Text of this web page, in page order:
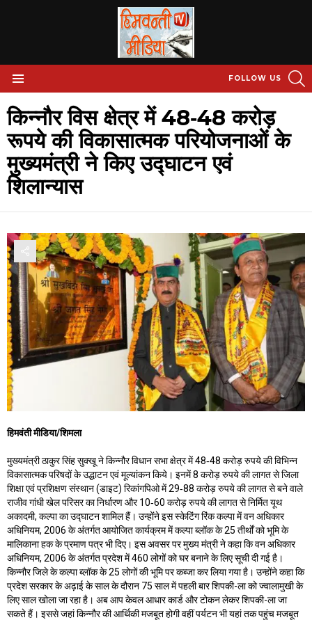
FOLLOW US
किन्नौर विस क्षेत्र में 48‐48 करोड़
रूपये की विकासात्मक परियोजनाओं के
मुख्यमंत्री ने किए उद्घाटन एवं
शिलान्यास
हिमवंती मीडिया/शिमला
मुख्यमंत्री ठाकुर सिंह सुक्खू ने किन्नौर विधान सभा क्षेत्र में 48‐48 करोड़ रुपये की विभिन्न
विकासात्मक परिषदों के उद्धाटन एवं मूल्यांकन किये। इनमें 8 करोड़ रुपये की लागत से जिला
शिक्षा एवं प्रशिक्षण संस्थान (डाइट) रिकांगपिओ में 29‐88 करोड़ रुपये की लागत से बने वाले
राजीव गांधी खेल परिसर का निर्धारण और 10‐60 करोड़ रुपये की लागत से निर्मित यूथ
अकादमी, कल्पा का उद्घाटन शामिल हैं। उन्होंने इस स्केटिंग रिंक कल्पा में वन अधिकार
अधिनियम, 2006 के अंतर्गत आयोजित कार्यक्रम में कल्पा ब्लॉक के 25 तीर्थों को भूमि के
मालिकाना हक के प्रमाण पत्र भी दिए। इस अवसर पर मुख्य मंत्री ने कहा कि वन अधिकार
अधिनियम, 2006 के अंतर्गत प्रदेश में 460 लोगों को घर बनाने के लिए सूची दी गई है।
किन्नौर जिले के कल्पा ब्लॉक के 25 लोगों की भूमि पर कब्जा कर लिया गया है। उन्होंने कहा कि
प्रदेश सरकार के अढ़ाई के साल के दौरान 75 साल में पहली बार शिपकी-ला को ज्वालामुखी के
लिए साल खोला जा रहा है। अब आप केवल आधार कार्ड और टोकन लेकर शिपकी-ला जा
सकते हैं। इससे जहां किन्नौर की आर्थिकी मजबूत होगी वहीं पर्यटन भी यहां तक ​​पहुंच मजबूत